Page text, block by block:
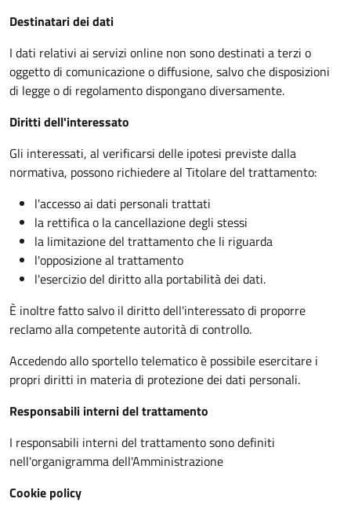
Destinatari dei dati
I dati relativi ai servizi online non sono destinati a terzi o
oggetto di comunicazione o diffusione, salvo che disposizioni
di legge o di regolamento dispongano diversamente.
Diritti dell'interessato
Gli interessati, al verificarsi delle ipotesi previste dalla
normativa, possono richiedere al Titolare del trattamento:
l'accesso ai dati personali trattati
la rettifica o la cancellazione degli stessi
la limitazione del trattamento che li riguarda
l'opposizione al trattamento
l'esercizio del diritto alla portabilità dei dati.
È inoltre fatto salvo il diritto dell'interessato di proporre
reclamo alla competente autorità di controllo.
Accedendo allo sportello telematico è possibile esercitare i
propri diritti in materia di protezione dei dati personali.
Responsabili interni del trattamento
I responsabili interni del trattamento sono definiti
nell'organigramma dell'Amministrazione
Cookie policy